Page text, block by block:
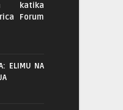
katika
Forum
ELIMU NA